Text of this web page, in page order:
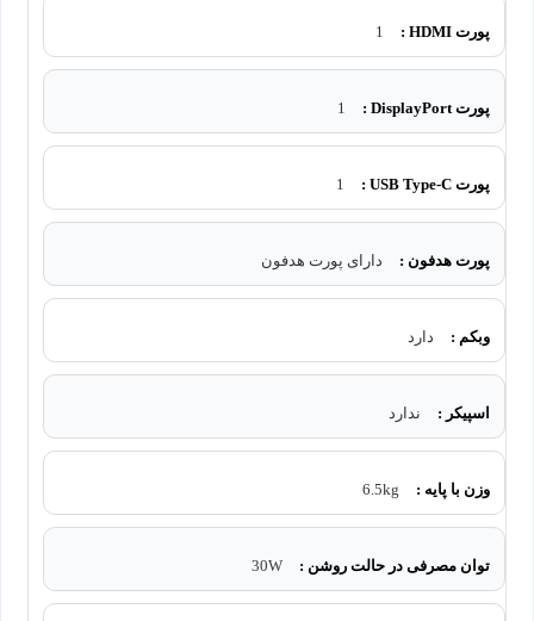
پورت HDMI : 1
پورت DisplayPort : 1
پورت USB Type-C : 1
پورت هدفون : دارای پورت هدفون
وبکم : دارد
اسپیکر : ندارد
وزن با پایه : 6.5kg
توان مصرفی در حالت روشن : 30W